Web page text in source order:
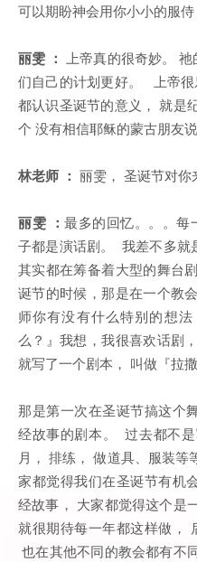
可以期盼神会用你小小的服侍
丽雯 ：
上帝真的很奇妙。
们自己的计划更好。 上帝很
都认识圣诞节的意义， 就是
个 没有相信耶稣的蒙古朋友
林老师 ： 丽雯， 圣诞节对你
丽雯 ：最多的回忆。。。每
子都是演话剧。 我差不多就
其实都在筹备着大型的舞台
诞节的时候，那是在一个教
师你有没有什么特别的想
么？』我想，我很喜欢话剧
就写了一个剧本， 叫做『拉
那是第一次在圣诞节搞这个
经故事的剧本。 过去都不
月， 排练， 做道具、服装
家都觉得我们在圣诞节有机
经故事， 大家都觉得这个是
就很期待每一年都这样做，
也在其他不同的教会都有不